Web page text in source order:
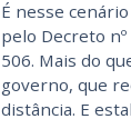
É nesse
pelo Decreto
506. Mais do
governo, que
distância. E